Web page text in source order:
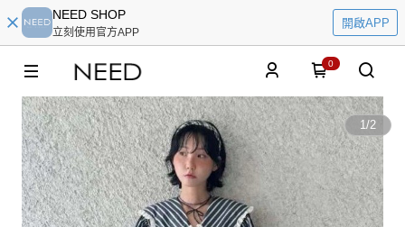
NEED SHOP
立刻使用官方APP
開啟APP
0
1/2